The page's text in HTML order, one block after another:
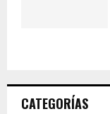
CATEGORÍAS